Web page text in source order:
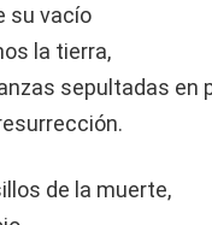
su vacío
la tierra,
sepultadas en
de la muerte,